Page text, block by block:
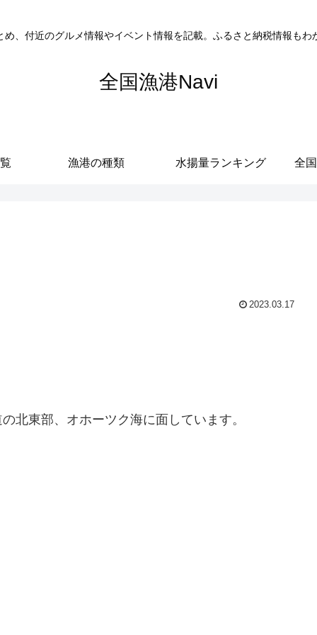
め、付近のグルメ情報やイベント情報を記載。ふるさと納税情報もわ
全国漁港Navi
漁港の種類 水揚量ランキング 全
2023.03.17
北東部、オホーツク海に面しています。